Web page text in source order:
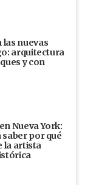
nuevas
arquitectura
y con
Nueva York:
saber por qué
la artista